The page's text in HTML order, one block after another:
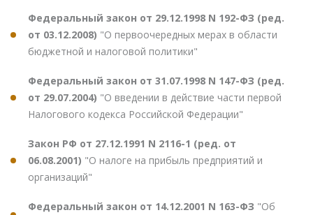
Федеральный закон от 29.12.1998 N 192-ФЗ (ред.
от 03.12.2008) "О первоочередных мерах в области
бюджетной и налоговой политики"
Федеральный закон от 31.07.1998 N 147-ФЗ (ред.
от 29.07.2004) "О введении в действие части первой
Налогового кодекса Российской Федерации"
Закон РФ от 27.12.1991 N 2116-1 (ред. от
06.08.2001) "О налоге на прибыль предприятий и
организаций"
Федеральный закон от 14.12.2001 N 163-ФЗ "Об